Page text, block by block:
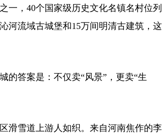
一，40个国家级历史文化名镇名村位列
河流域古城堡和15万间明清古建筑，这
的答案是：不仅卖“风景”，更卖“生
滑雪道上游人如织。来自河南焦作的李